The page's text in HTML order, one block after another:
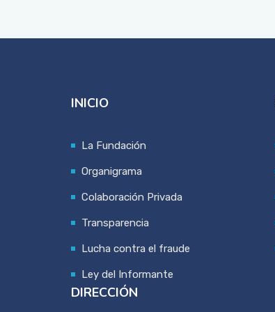
INICIO
La Fundación
Organigrama
Colaboración Privada
Transparencia
Lucha contra el fraude
Ley del Informante
DIRECCIÓN